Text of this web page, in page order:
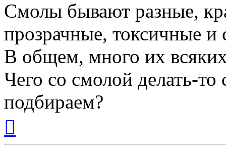
Смолы бывают разные,
прозрачные, токсичные
В общем, много их
Чего со смолой делать-то
подбираем?
началу